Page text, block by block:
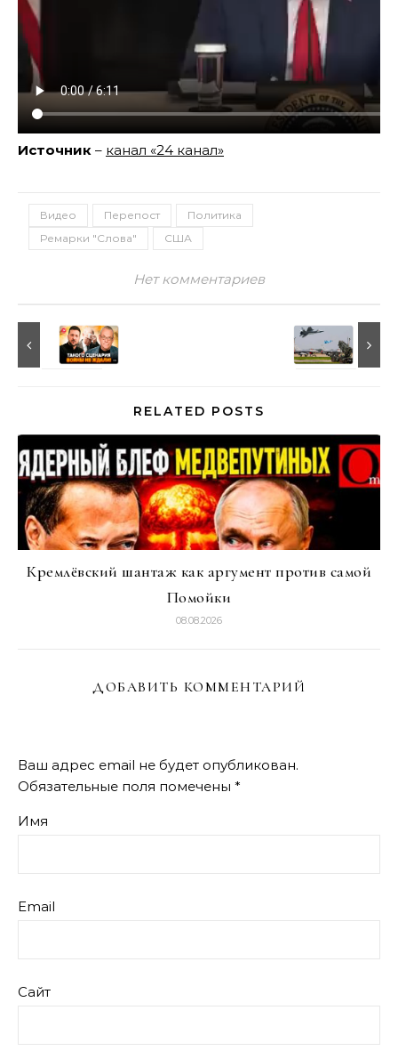
Источник – канал «24 канал»
Видео Перепост
Политика
Ремарки "Слова"
США
Нет комментариев
RELATED POSTS
Кремлёвский шантаж как аргумент против самой
Помойки
08.08.2026
ДОБАВИТЬ КОММЕНТАРИЙ
Ваш адрес email не будет опубликован.
Обязательные поля помечены *
Имя
Email
Сайт